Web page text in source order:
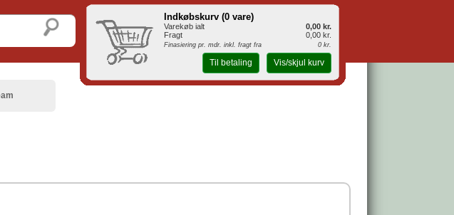
Indkøbskurv (0 vare)
Varekøb ialt
0,00 kr.
Fragt
0,00 kr.
Finasiering pr. mdr. inkl. fragt fra 0 kr.
Til betaling Vis/skjul kurv